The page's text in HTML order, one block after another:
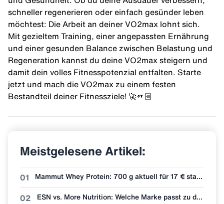
schneller regenerieren oder einfach gesünder leben
möchtest: Die Arbeit an deiner VO2max lohnt sich.
Mit gezieltem Training, einer angepassten Ernährung
und einer gesunden Balance zwischen Belastung und
Regeneration kannst du deine VO2max steigern und
damit dein volles Fitnesspotenzial entfalten. Starte
jetzt und mach die VO2max zu einem festen
Bestandteil deiner Fitnessziele! 🚀🫵🏻
Meistgelesene Artikel:
01 Mammut Whey Protein: 700 g aktuell für 17 € statt 30 €
02 ESN vs. More Nutrition: Welche Marke passt zu dir?